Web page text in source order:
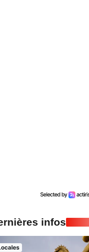
infos